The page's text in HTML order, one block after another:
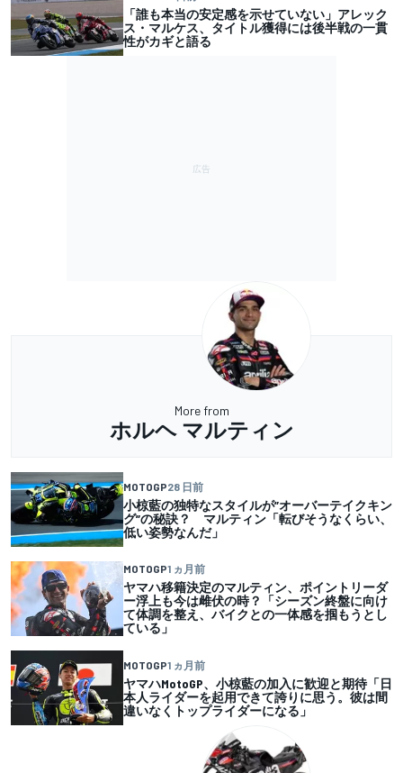
「誰も本当の安定感を示せていない」アレック
ス・マルケス、タイトル獲得には後半戦の一貫
性がカギと語る
More from
ホルヘ マルティン
MOTOGP28 日前
小椋藍の独特なスタイルが”オーバーテイクキン
グ”の秘訣？ マルティン「転びそうなくらい、
低い姿勢なんだ」
MOTOGP1 ヵ月前
ヤマハ移籍決定のマルティン、ポイントリーダ
ー浮上も今は雌伏の時？「シーズン終盤に向け
て体調を整え、バイクとの一体感を掴もうとし
ている」
MOTOGP1 ヵ月前
ヤマハMotoGP、小椋藍の加入に歓迎と期待「日
本人ライダーを起用できて誇りに思う。彼は間
違いなくトップライダーになる」